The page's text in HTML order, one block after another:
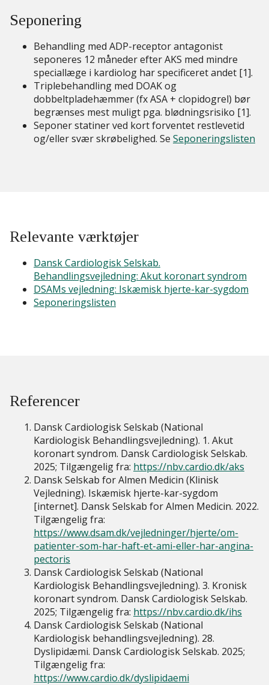
Seponering
Behandling med ADP-receptor antagonist
seponeres 12 måneder efter AKS med mindre
speciallæge i kardiolog har specificeret andet [1].
Triplebehandling med DOAK og
dobbeltpladehæmmer (fx ASA + clopidogrel) bør
begrænses mest muligt pga. blødningsrisiko [1].
Seponer statiner ved kort forventet restlevetid
og/eller svær skrøbelighed. Se Seponeringslisten
Relevante værktøjer
Dansk Cardiologisk Selskab.
Behandlingsvejledning: Akut koronart syndrom
DSAMs vejledning: Iskæmisk hjerte-kar-sygdom
Seponeringslisten
Referencer
Dansk Cardiologisk Selskab (National
Kardiologisk Behandlingsvejledning). 1. Akut
koronart syndrom. Dansk Cardiologisk Selskab.
2025; Tilgængelig fra: https://nbv.cardio.dk/aks
Dansk Selskab for Almen Medicin (Klinisk
Vejledning). Iskæmisk hjerte-kar-sygdom
[internet]. Dansk Selskab for Almen Medicin. 2022.
Tilgængelig fra:
https://www.dsam.dk/vejledninger/hjerte/om-
patienter-som-har-haft-et-ami-eller-har-angina-
pectoris
Dansk Cardiologisk Selskab (National
Kardiologisk Behandlingsvejledning). 3. Kronisk
koronart syndrom. Dansk Cardiologisk Selskab.
2025; Tilgængelig fra: https://nbv.cardio.dk/ihs
Dansk Cardiologisk Selskab (National
Kardiologisk behandlingsvejledning). 28.
Dyslipidæmi. Dansk Cardiologisk Selskab. 2025;
Tilgængelig fra:
https://www.cardio.dk/dyslipidaemi